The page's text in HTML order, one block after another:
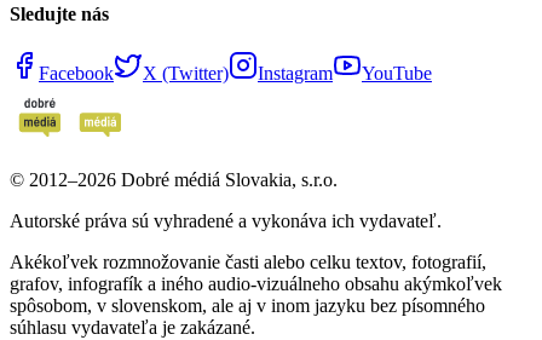
Sledujte nás
Facebook X (Twitter) Instagram YouTube
© 2012–2026 Dobré médiá Slovakia, s.r.o.
Autorské práva sú vyhradené a vykonáva ich vydavateľ.
Akékoľvek rozmnožovanie časti alebo celku textov, fotografií,
grafov, infografík a iného audio-vizuálneho obsahu akýmkoľvek
spôsobom, v slovenskom, ale aj v inom jazyku bez písomného
súhlasu vydavateľa je zakázané.